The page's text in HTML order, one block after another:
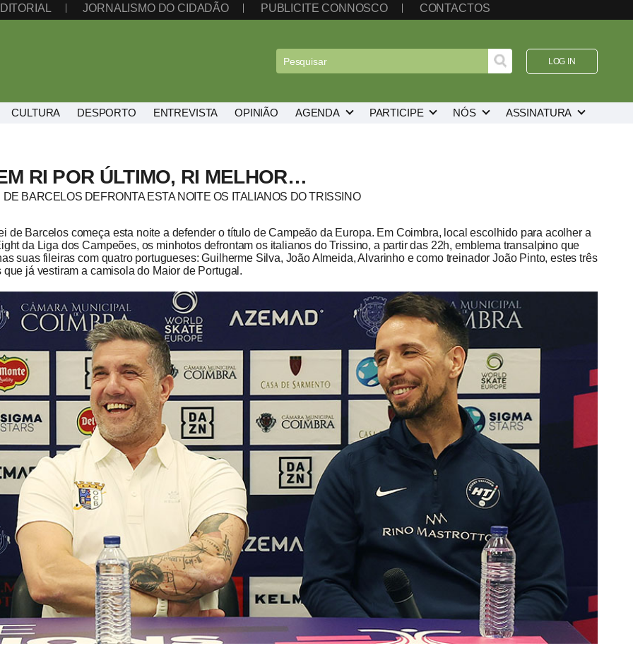
JORNALISMO DO CIDADÃO PUBLICITE CONNOSCO CONTACTOS
LOG IN
CULTURA DESPORTO ENTREVISTA
OPINIÃO
RI POR ÚLTIMO, RI MELHOR…
DE BARCELOS DEFRONTA ESTA NOITE OS ITALIANOS DO TRISSINO
de Barcelos começa esta noite a defender o título de Campeão da Europa. Em Coimbra, local escolhido para acolher a
da Liga dos Campeões, os minhotos defrontam os italianos do Trissino, a partir das 22h, emblema transalpino que
suas fileiras com quatro portugueses: Guilherme Silva, João Almeida, Alvarinho e como treinador João Pinto, estes três
que já vestiram a camisola do Maior de Portugal.